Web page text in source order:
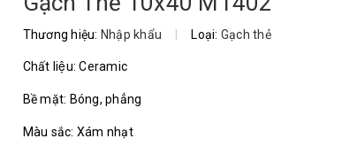
Thương hiệu: Nhập khẩu Loại: Gạch thẻ
Chất liệu: Ceramic
Bề mặt: Bóng, phẳng
Màu sắc: Xám nhạt